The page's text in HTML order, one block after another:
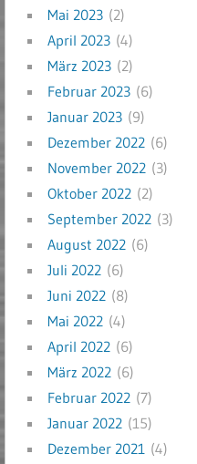
Mai 2023 (2)
April 2023 (4)
März 2023 (2)
Februar 2023 (6)
Januar 2023 (9)
Dezember 2022 (6)
November 2022 (3)
Oktober 2022 (2)
September 2022 (3)
August 2022 (6)
Juli 2022 (6)
Juni 2022 (8)
Mai 2022 (4)
April 2022 (6)
März 2022 (6)
Februar 2022 (7)
Januar 2022 (15)
Dezember 2021 (4)